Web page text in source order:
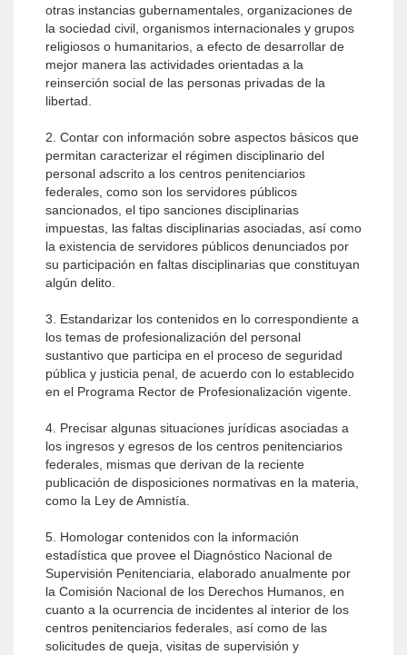
otras instancias gubernamentales, organizaciones de
la sociedad civil, organismos internacionales y grupos
religiosos o humanitarios, a efecto de desarrollar de
mejor manera las actividades orientadas a la
reinserción social de las personas privadas de la
libertad.
2. Contar con información sobre aspectos básicos que
permitan caracterizar el régimen disciplinario del
personal adscrito a los centros penitenciarios
federales, como son los servidores públicos
sancionados, el tipo sanciones disciplinarias
impuestas, las faltas disciplinarias asociadas, así como
la existencia de servidores públicos denunciados por
su participación en faltas disciplinarias que constituyan
algún delito.
3. Estandarizar los contenidos en lo correspondiente a
los temas de profesionalización del personal
sustantivo que participa en el proceso de seguridad
pública y justicia penal, de acuerdo con lo establecido
en el Programa Rector de Profesionalización vigente.
4. Precisar algunas situaciones jurídicas asociadas a
los ingresos y egresos de los centros penitenciarios
federales, mismas que derivan de la reciente
publicación de disposiciones normativas en la materia,
como la Ley de Amnistía.
5. Homologar contenidos con la información
estadística que provee el Diagnóstico Nacional de
Supervisión Penitenciaria, elaborado anualmente por
la Comisión Nacional de los Derechos Humanos, en
cuanto a la ocurrencia de incidentes al interior de los
centros penitenciarios federales, así como de las
solicitudes de queja, visitas de supervisión y